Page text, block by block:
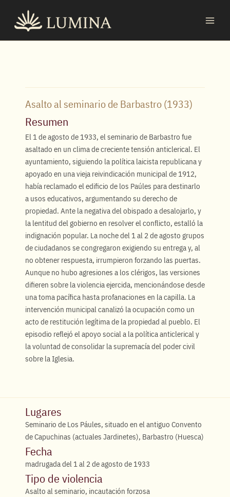
contenido
Asalto al seminario de Barbastro (1933)
Resumen
El 1 de agosto de 1933, el seminario de Barbastro fue
asaltado en un clima de creciente tensión anticlerical. El
ayuntamiento, siguiendo la política laicista republicana y
apoyado en una vieja reivindicación municipal de 1912,
había reclamado el edificio de los Paúles para destinarlo
a usos educativos, argumentando su derecho de
propiedad. Ante la negativa del obispado a desalojarlo, y
la lentitud del gobierno en resolver el conflicto, estalló la
indignación popular. La noche del 1 al 2 de agosto grupos
de ciudadanos se congregaron exigiendo su entrega y, al
no obtener respuesta, irrumpieron forzando las puertas.
Aunque no hubo agresiones a los clérigos, las versiones
difieren sobre la violencia ejercida, mencionándose desde
una toma pacífica hasta profanaciones en la capilla. La
intervención municipal canalizó la ocupación como un
acto de restitución legítima de la propiedad al pueblo. El
episodio reflejó el apoyo social a la política anticlerical y
la voluntad de consolidar la supremacía del poder civil
sobre la Iglesia.
Lugares
Seminario de Los Páules, situado en el antiguo Convento
de Capuchinas (actuales Jardinetes), Barbastro (Huesca)
Fecha
madrugada del 1 al 2 de agosto de 1933
Tipo de violencia
Asalto al seminario, incautación forzosa